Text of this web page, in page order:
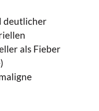
deutlicher
als Fieber